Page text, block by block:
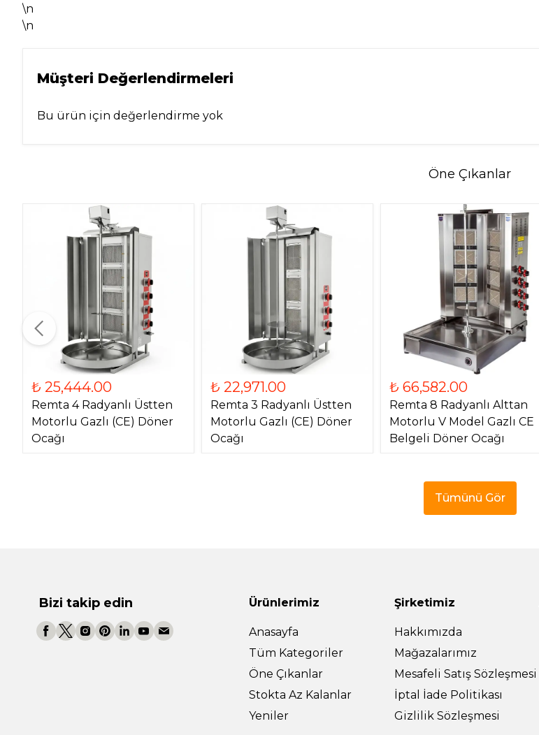
\n
\n
Müşteri Değerlendirmeleri
Bu ürün için değerlendirme yok
Öne Çıkanlar
₺ 25,444.00
Remta 4 Radyanlı Üstten
Motorlu Gazlı (CE) Döner
Ocağı
₺ 22,971.00
Remta 3 Radyanlı Üstten
Motorlu Gazlı (CE) Döner
Ocağı
₺ 66,582.00
Remta 8 Radyanlı Alttan
Motorlu V Model Gazlı CE
Belgeli Döner Ocağı
Tümünü Gör
Bizi takip edin Ürünlerimiz
Anasayfa
Tüm Kategoriler
Öne Çıkanlar
Stokta Az Kalanlar
Yeniler
Şirketimiz
Hakkımızda
Mağazalarımız
Mesafeli Satış Sözleşmesi
İptal İade Politikası
Gizlilik Sözleşmesi